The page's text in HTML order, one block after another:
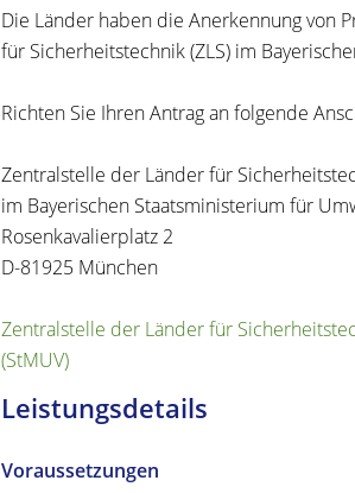
Die Länder haben die Anerkennung von
für Sicherheitstechnik (ZLS) im
Richten Sie Ihren Antrag an folgende
Zentralstelle der Länder für
im Bayerischen Staatsministerium für
Rosenkavalierplatz 2
D-81925 München
Zentralstelle der Länder für
(StMUV)
Leistungsdetails
Voraussetzungen